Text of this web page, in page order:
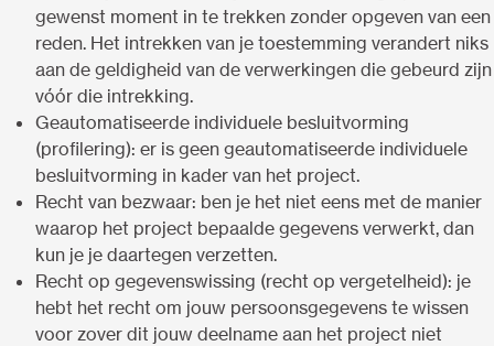
gewenst moment in te trekken zonder opgeven van een
reden. Het intrekken van je toestemming verandert niks
aan de geldigheid van de verwerkingen die gebeurd zijn
vóór die intrekking.
Geautomatiseerde individuele besluitvorming
(profilering): er is geen geautomatiseerde individuele
besluitvorming in kader van het project.
Recht van bezwaar: ben je het niet eens met de manier
waarop het project bepaalde gegevens verwerkt, dan
kun je je daartegen verzetten.
Recht op gegevenswissing (recht op vergetelheid): je
hebt het recht om jouw persoonsgegevens te wissen
voor zover dit jouw deelname aan het project niet